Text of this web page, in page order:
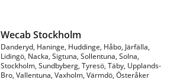
Wecab Stockholm
Danderyd, Haninge, Huddinge, Håbo, Järfälla,
Lidingö, Nacka, Sigtuna, Sollentuna, Solna,
Stockholm, Sundbyberg, Tyresö, Täby, Upplands-
Bro, Vallentuna, Vaxholm, Värmdö, Österåker